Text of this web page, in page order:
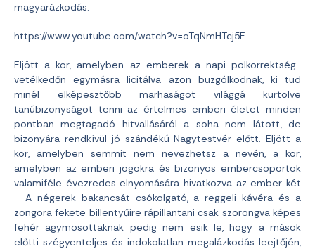
magyarázkodás.
https://www.youtube.com/watch?v=oTqNmHTcj5E
Eljött a kor, amelyben az emberek a napi polkorrektség-
vetélkedőn egymásra licitálva azon buzgólkodnak, ki tud
minél elképesztőbb marhaságot világgá kürtölve
tanúbizonyságot tenni az értelmes emberi életet minden
pontban megtagadó hitvallásáról a soha nem látott, de
bizonyára rendkívül jó szándékú Nagytestvér előtt. Eljött a
kor, amelyben semmit nem nevezhetsz a nevén, a kor,
amelyben az emberi jogokra és bizonyos embercsoportok
valamiféle évezredes elnyomására hivatkozva az ember két
A négerek bakancsát csókolgató, a reggeli kávéra és a
zongora fekete billentyűire rápillantani csak szorongva képes
fehér agymosottaknak pedig nem esik le, hogy a mások
előtti szégyenteljes és indokolatlan megalázkodás leejtőjén,